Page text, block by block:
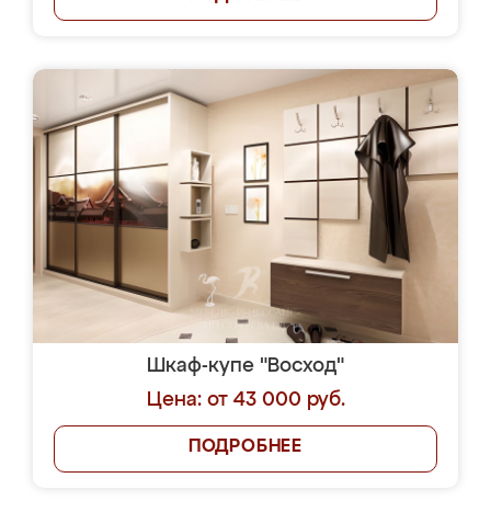
Шкаф-купе "Восход"
Цена: от 43 000 руб.
ПОДРОБНЕЕ